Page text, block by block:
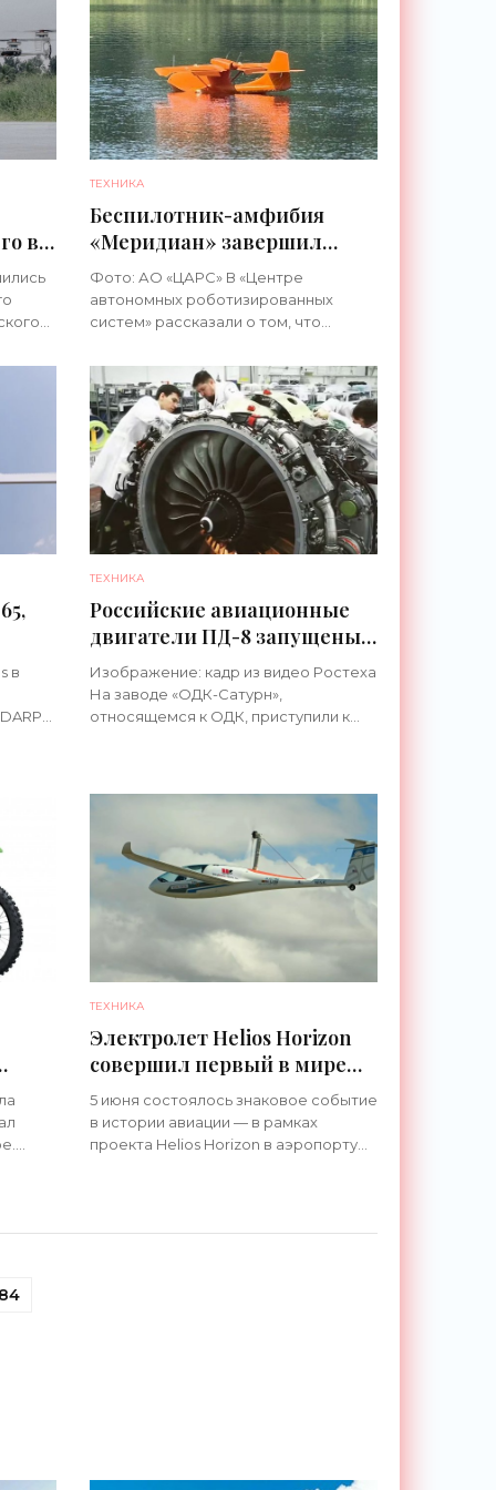
в
кг и
ТЕХНИКА
Беспилотник-амфибия
«Меридиан» завершил
испытания на открытой
воде - «Техника»
Фото: АО «ЦАРС» В «Центре
автономных роботизированных
систем» рассказали о том, что
«Меридиан» на открытой воде
успешно завершены. В ходе
тестирования, проходившего в
в
ТЕХНИКА
Российские авиационные
двигатели ПД-8 запущены в
серийное производство -
«Техника»
Изображение: кадр из видео Ростеха
На заводе «ОДК-Сатурн»,
относящемся к ОДК, приступили к
ТЕХНИКА
Электролет Helios Horizon
совершил первый в мире
полет на твердотельных
батареях - «Техника»
5 июня состоялось знаковое событие
в истории авиации — в рамках
проекта Helios Horizon в аэропорту